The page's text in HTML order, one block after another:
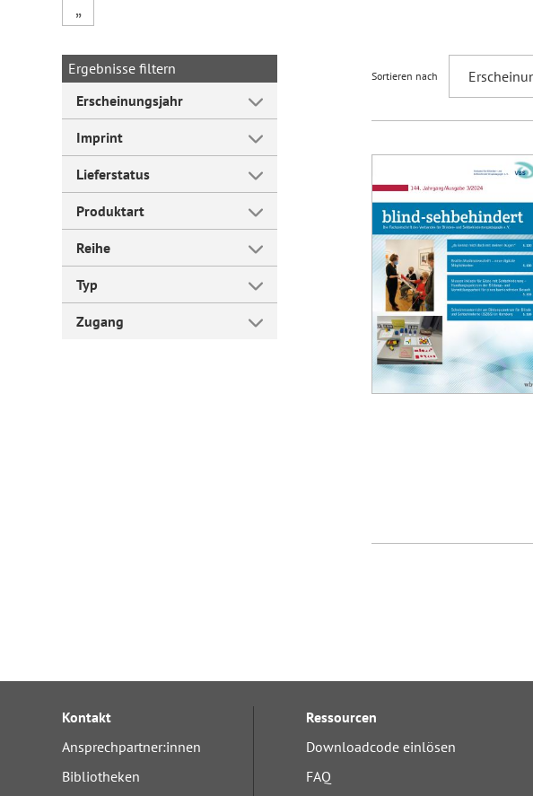
Forum Arbeitslehre
„
Ergebnisse filtern
Erscheinungsjahr
Imprint
Lieferstatus
Produktart
Reihe
Typ
Zugang
Sortieren nach
Kontakt
Ansprechpartner:innen
Bibliotheken
Ressourcen
Downloadcode einlösen
FAQ